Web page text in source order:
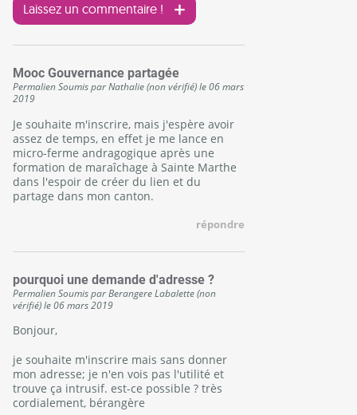
Laissez un commentaire !
Mooc Gouvernance partagée
PermalienSoumis parNathalie (non vérifié)le06 mars
2019
Je souhaite m'inscrire, mais j'espère avoir
assez de temps, en effet je me lance en
micro-ferme andragogique après une
formation de maraîchage à Sainte Marthe
dans l'espoir de créer du lien et du
partage dans mon canton.
répondre
pourquoi une demande d'adresse ?
PermalienSoumis parBerangere Labalette (non
vérifié)le06 mars 2019
Bonjour,
je souhaite m'inscrire mais sans donner
mon adresse; je n'en vois pas l'utilité et
trouve ça intrusif. est-ce possible ? très
cordialement, bérangère